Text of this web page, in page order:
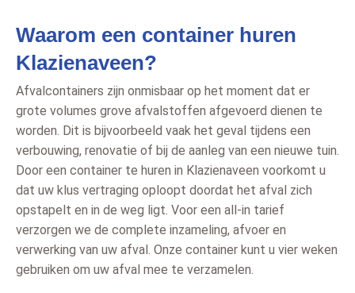
Waarom een container huren
Klazienaveen?
Afvalcontainers zijn onmisbaar op het moment dat er
grote volumes grove afvalstoffen afgevoerd dienen te
worden. Dit is bijvoorbeeld vaak het geval tijdens een
verbouwing, renovatie of bij de aanleg van een nieuwe tuin.
Door een container te huren in Klazienaveen voorkomt u
dat uw klus vertraging oploopt doordat het afval zich
opstapelt en in de weg ligt. Voor een all-in tarief
verzorgen we de complete inzameling, afvoer en
verwerking van uw afval. Onze container kunt u vier weken
gebruiken om uw afval mee te verzamelen.